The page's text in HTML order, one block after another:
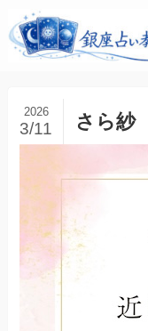
さら紗
2026
3/11